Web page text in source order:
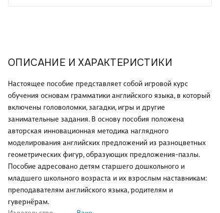
ОПИСАНИЕ И ХАРАКТЕРИСТИКИ
Настоящее пособие представляет собой игровой курс
обучения основам грамматики английского языка, в который
включены головоломки, загадки, игры и другие
занимательные задания. В основу пособия положена
авторская инновационная методика наглядного
моделирования английских предложений из разноцветных
геометрических фигур, образующих предложения-пазлы.
Пособие адресовано детям старшего дошкольного и
младшего школьного возраста и их взрослым наставникам:
преподавателям английского языка, родителям и
гувернёрам.